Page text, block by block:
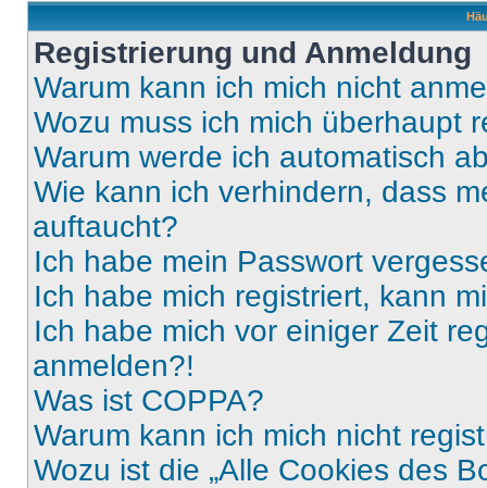
Registrierung und Anmeldung
Warum kann ich mich nicht
Wozu muss ich mich überhaupt
Warum werde ich automatisch
Wie kann ich verhindern, dass
auftaucht?
Ich habe mein Passwort
Ich habe mich registriert, kann
Ich habe mich vor einiger Zeit
anmelden?!
Was ist COPPA?
Warum kann ich mich nicht
Wozu ist die „Alle Cookies des